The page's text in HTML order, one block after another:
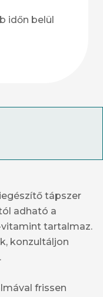
időn belül
tápszer
adható a
vitamint tartalmaz.
konzultáljon
frissen